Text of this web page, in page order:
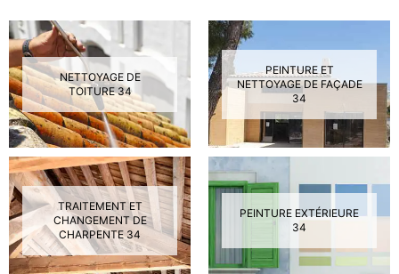
NETTOYAGE DE
TOITURE 34
PEINTURE ET
NETTOYAGE DE FAÇADE
34
TRAITEMENT ET
CHANGEMENT DE
CHARPENTE 34
PEINTURE EXTÉRIEURE
34